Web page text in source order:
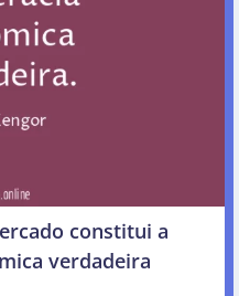
constitui a
verdadeira